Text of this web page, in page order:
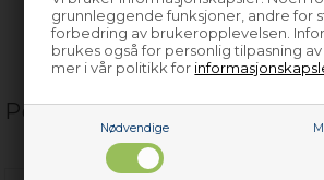
grunnleggende funksjoner, andre for
forbedring av brukeropplevelsen.
brukes også for personlig tilpasning av
mer i vår politikk for
Nødvendige
Populære relaterte